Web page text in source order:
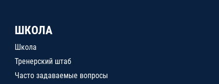
ШКОЛА
Школа
Тренерский штаб
Часто задаваемые вопросы